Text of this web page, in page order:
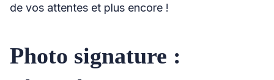
de vos attentes et plus encore !
Photo signature :